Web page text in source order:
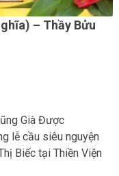
– Thầy Bửu
Già Được
lễ cầu siêu nguyện
Biếc tại Thiền Viện